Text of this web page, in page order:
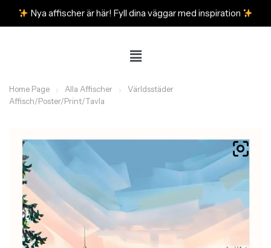
Nya affischer är här! Fyll dina väggar med inspiration
Home Page Alla Affischer
Världsstäder
Affisch/Poster/Print/Tavla